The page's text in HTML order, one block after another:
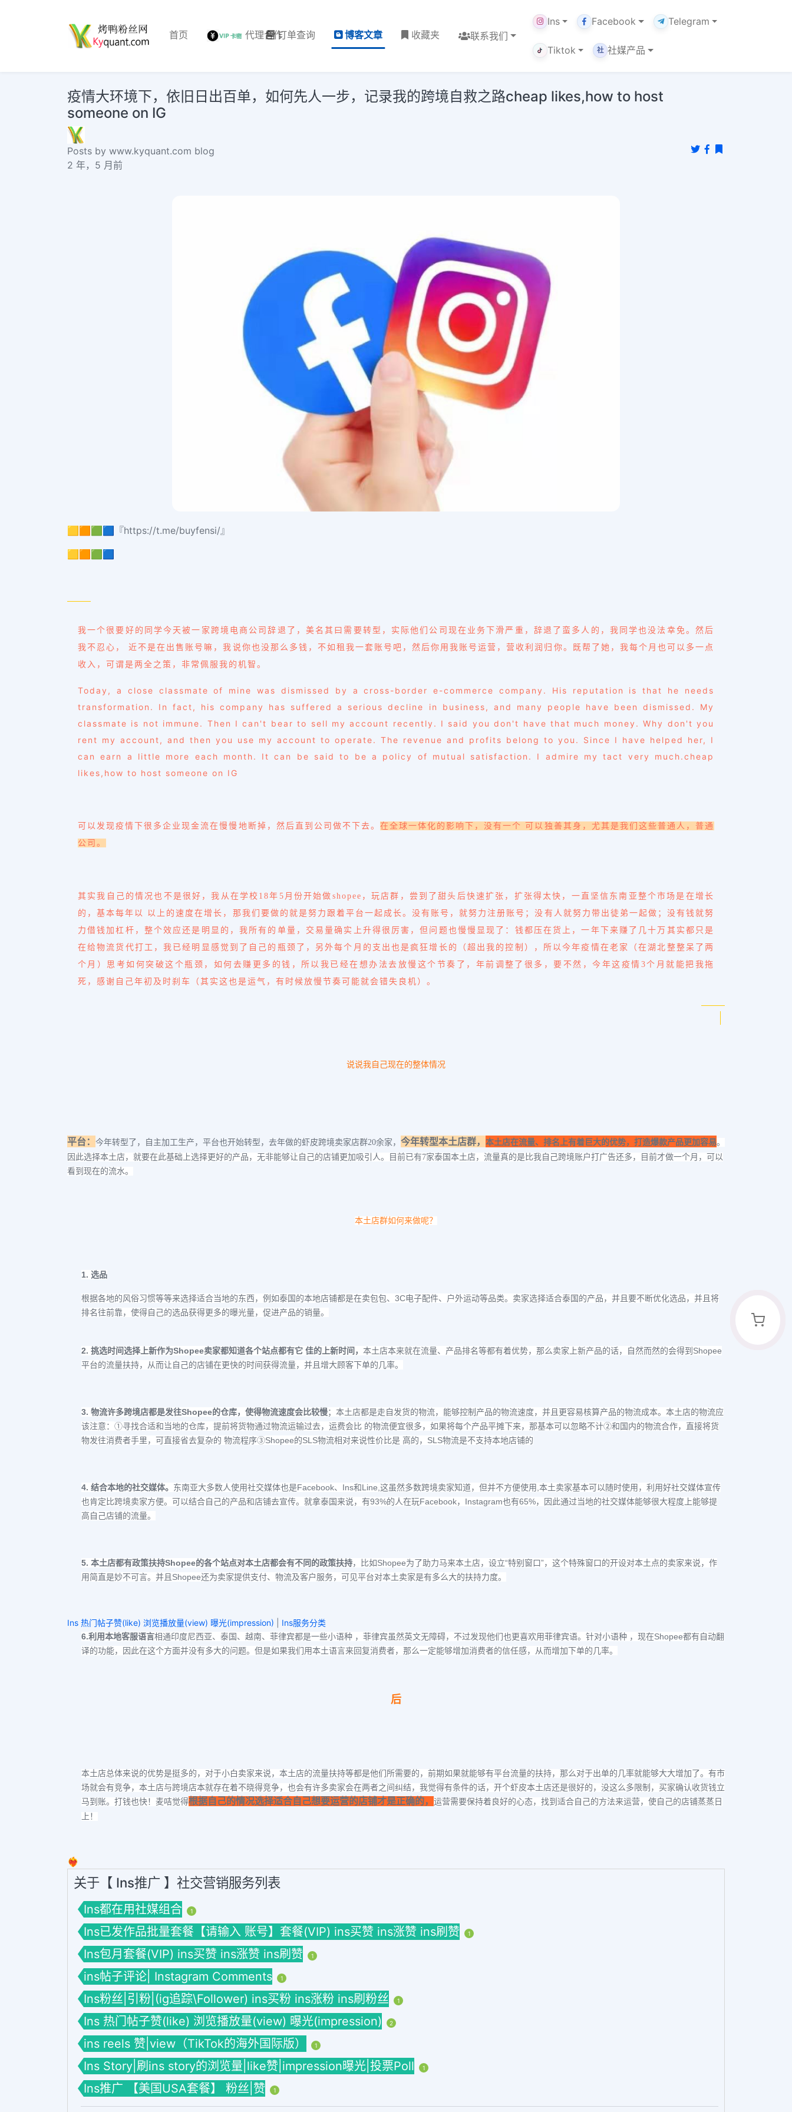
首页 代理合作订单查询 博客文章 收藏夹 联系我们
Ins Facebook Telegram
Tiktok 社 社媒产品
疫情大环境下，依旧日出百单，如何先人一步，记录我的跨境自救之路cheap likes,how to host
someone on IG
Posts by www.kyquant.com blog
2 年，5 月前
🟨🟧🟩🟦『https://t.me/buyfensi/』
🟨🟧🟩🟦
我一个很要好的同学今天被一家跨境电商公司辞退了，美名其曰需要转型，实际他们公司现在业务下滑严重，辞退了蛮多人的，我同学也没法幸免。然后
我不忍心， 近不是在出售账号嘛，我说你也没那么多钱，不如租我一套账号吧，然后你用我账号运营，营收利润归你。既帮了她，我每个月也可以多一点
收入，可谓是两全之策，非常佩服我的机智。
Today, a close classmate of mine was dismissed by a cross-border e-commerce company. His reputation is that he needs
transformation. In fact, his company has suffered a serious decline in business, and many people have been dismissed. My
classmate is not immune. Then I can't bear to sell my account recently. I said you don't have that much money. Why don't you
rent my account, and then you use my account to operate. The revenue and profits belong to you. Since I have helped her, I
can earn a little more each month. It can be said to be a policy of mutual satisfaction. I admire my tact very much.cheap
likes,how to host someone on IG
可以发现疫情下很多企业现金流在慢慢地断掉，然后直到公司做不下去。 在全球一体化的影响下，没有一个 可以独善其身，尤其是我们这些普通人，普通
公司。
其实我自己的情况也不是很好，我从在学校 18年5月份开始做shopee，玩店群，尝到了甜头后快速扩张，扩张得太快，一直坚信东南亚整个市场是在增长
的，基本每年以
以上的速度在增长，那我们要做的就是努力跟着平台一起成长。没有账号，就努力注册账号；没有人就努力 带出徒弟一起做 ；没有钱就努
力借钱加杠杆，整个效应还是明显的，我 所有 的单量，交易量确实上升得很厉害，但问题也慢慢显现了： 钱都压在货上，一年下来赚了几十万其实都只是
在给物流货代打工，我已经明显感觉到了自己的瓶颈了 ，另外每个月的支出也是疯狂增长的（超出我的控制），所以今年疫情在老家（在湖北整整呆了两
个月）思考如何突破这个瓶颈，如何 去 赚更多的钱，所以 我已经在想办法去放慢这个节奏了，年前调整了很多，要不然，今年这疫情 3个月就能把我拖
死，感谢自己年初 及时刹车（其实这也是运气，有时候放慢节奏可能就会错失良机）。
说说我自己现在的整体情况
平台： 今年转型了，自主加工生产，平台也开始转型，去年做的虾皮跨境卖家店群20余家， 今年转型本土店群， 本土店在流量、排名上有着巨大的优势，打造爆款产品更加容易。
因此选择本土店，就要在此基础上选择更好的产品，无非能够让自己的店铺更加吸引人。
目前已有7家泰国本土店，流量真的是比我自己跨境账户打广告还多，目前才做一个月，可以
看到现在的流水。
本土店群如何来做呢？
1. 选品
根据各地的风俗习惯等等来选择适合当地的东西，例如泰国的本地店铺都是在卖包包、 3C电子配件、户外运动等品类。卖家选择适合泰国的产品，并且要不断优化选品，并且将
排名往前靠，使得自己的选品获得更多的曝光量，促进产品的销量。
2. 挑选时间选择上新作为Shopee卖家都知道各个站点都有它 佳的上新时间， 本土店本来就在流量、产品排名等都有着优势，那么卖家上新产品的话，自然而然的会得到 Shopee
平台的流量扶持，从而让自己的店铺在更快的时间获得流量，并且增大顾客下单的几率。
3. 物流许多跨境店都是发往Shopee的仓库，使得物流速度会比较慢；本土店都是走自发货的物流，能够控制产品的物流速度，并且更容易核算产品的物流成本。本土店的物流应
该注意： ①寻找合适和当地的仓库，提前将货物通过物流运输过去，运费会比 的物流便宜很多，如果将每个产品平摊下来，那基本可以忽略不计②和国内的物流合作，直接将货
物发往消费者手里，可直接省去复杂的 物流程序③Shopee的SLS物流相对来说性价比是 高的， SLS物流是不支持本地店铺的
4. 结合本地的社交媒体。 东南亚大多数人使用社交媒体也是Facebook、 Ins和Line, 这虽然多数跨境卖家知道，但并不方便使用 本土卖家基本可以随时使用，利用好社交媒体宣传
也肯定比跨境卖家方便。可以结合自己的产品和店铺去宣传。就拿泰国来说，有93%的人在玩Facebook， Instagram也有65%，因此通过当地的社交媒体能够很大程度上能够提
高自己店铺的流量。
5. 本土店都有政策扶持Shopee的各个站点对本土店都会有不同的政策扶持，比如Shopee为了助力马来本土店，设立“特别窗口” ，这个特殊窗口的开设对本土点的卖家来说，作
用简直是妙不可言。并且 Shopee还为卖家提供支付、物流及客户服务，可见平台对本土卖家是有多么大的扶持力度。
Ins 热门帖子赞(like) 浏览播放量(view) 曝光(impression) Ins服务分类
6.利用本地客服语言相通印度尼西亚、泰国、越南、菲律宾都是一些小语种 ，菲律宾虽然英文无障碍，不过发现他们也更喜欢用菲律宾语。针对小语种 ，现在Shopee都有自动翻
译的功能，因此在这个方面并没有多大的问题。但是如果我们用本土语言来回复消费者，那么一定能够增加消费者的信任感，从而增加下单的几率。
后
本土店总体来说的优势是挺多的，对于小白卖家来说，本土店的流量扶持等都是他们所需要的，前期如果就能够有平台流量的扶持，那么对于出单的几率就能够大大增加了。有市
场就会有竞争，本土店与跨境店本就存在着不晓得竞争，也会有许多卖家会在两者之间纠结，我觉得有条件的话，开个虾皮本土店还是很好的，没这么多限制，买家确认收货钱立
马到账。打钱也快！麦咭觉得根据自己的情况选择适合自己想要运营的店铺才是正确的， 运营需要保持着良好的心态，找到适合自己的方法来运营，使自己的店铺蒸蒸日
上！
❤️‍🔥
关于【 Ins推广 】社交营销服务列表
Ins都在用社媒组合 1
Ins已发作品批量套餐【请输入 账号】套餐(VIP) ins买赞 ins涨赞 ins刷赞 1
Ins包月套餐(VIP) ins买赞 ins涨赞 ins刷赞 1
ins帖子评论| Instagram Comments 1
Ins粉丝|引粉|(ig追踪\Follower) ins买粉 ins涨粉 ins刷粉丝 1
Ins 热门帖子赞(like) 浏览播放量(view) 曝光(impression) 2
ins reels 赞|view（TikTok的海外国际版） 1
Ins Story|刷ins story的浏览量|like赞|impression曝光|投票Poll 1
Ins推广 【美国USA套餐】 粉丝|赞 1